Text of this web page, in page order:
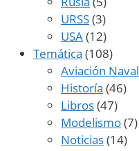
URSS(3)
USA(12)
Temática (108)
Aviación Naval
Historía (46)
Libros(47)
Modelismo(7)
Noticias(14)